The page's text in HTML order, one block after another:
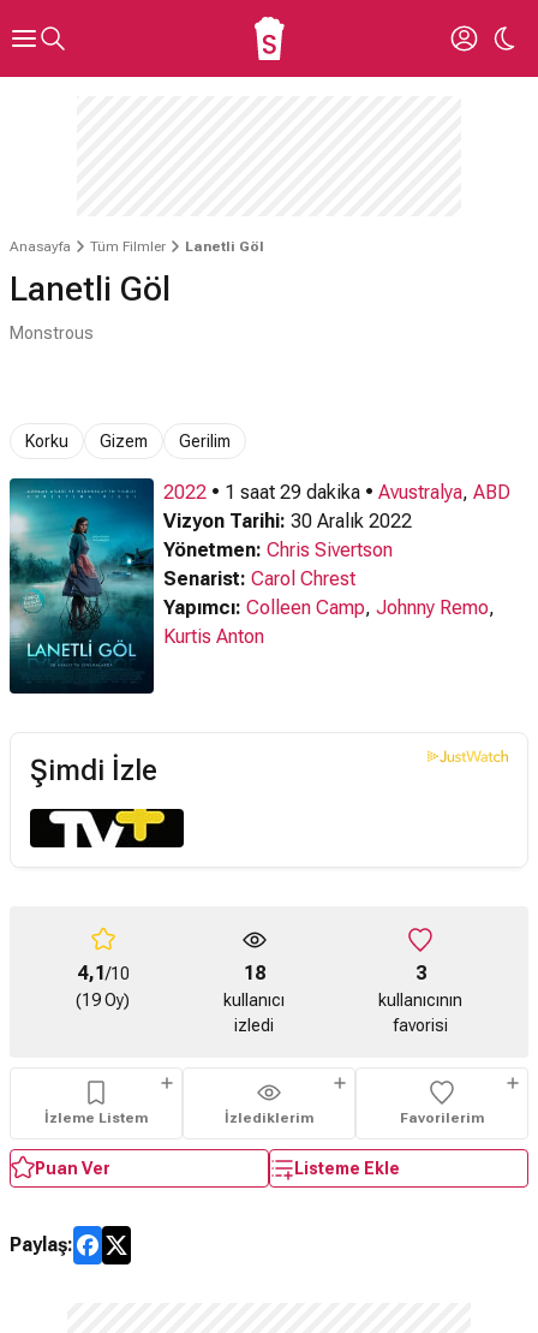
Anasayfa Tüm Filmler Lanetli Göl
Lanetli Göl
Monstrous
Korku Gizem Gerilim
2022 • 1 saat 29 dakika • Avustralya, ABD
Vizyon Tarihi: 30 Aralık 2022
Yönetmen: Chris Sivertson
Senarist: Carol Chrest
Yapımcı: Colleen Camp, Johnny Remo,
Kurtis Anton
Şimdi İzle
4,1/10
(19 Oy)
18
kullanıcı
izledi
3
kullanıcının
favorisi
İzleme Listem İzlediklerim Favorilerim
Puan Ver Listeme Ekle
Paylaş: